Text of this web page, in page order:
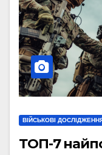
ВІЙСЬКОВІ
ТОП-7